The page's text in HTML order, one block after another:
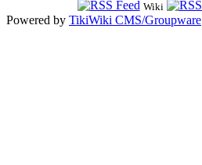
Wiki
Powered by TikiWiki CMS/Groupware